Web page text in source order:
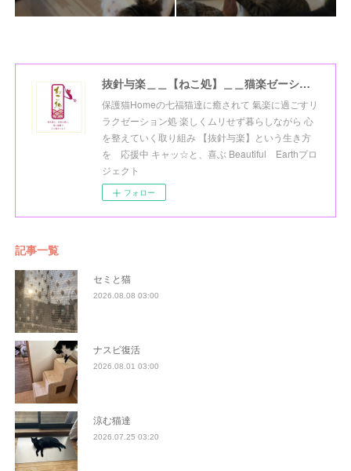
抜針与楽＿＿【ねこ処】＿＿猫楽ゼーションHome☆
保護猫Homeの七福猫達に癒されて 氣楽に過ごすリ
ラクゼーション処 楽しくムリせず暮らしながら 心
を整えていく取り組み 【抜針与楽】という生き方
を 応援中 キャッ☆と、喜ぶ Beautiful Earthプロ
ジェクト
フォロー
記事一覧
セミと猫
2026.08.08 03:00
ナスビ復活
2026.08.01 03:00
涼む猫達
2026.07.25 03:20